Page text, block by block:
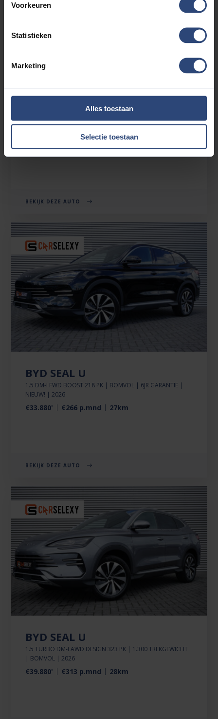
Voorkeuren
Statistieken
Marketing
Alles toestaan
Selectie toestaan
BYD SEAL U
1.5 TURBO DM-I AWD DESIGN 323 PK | 1.300 TREKGEWICHT
BEKIJK DEZE AUTO
BYD SEAL U
1.5 DM-I FWD BOOST 218 PK | BOMVOL | 6JR GARANTIE |
NIEUW! | 2026
€33.880' €266 p.mnd 27km
BEKIJK DEZE AUTO
BYD SEAL U
1.5 TURBO DM-I AWD DESIGN 323 PK | 1.300 TREKGEWICHT
| BOMVOL | 2026
€39.880' €313 p.mnd 28km